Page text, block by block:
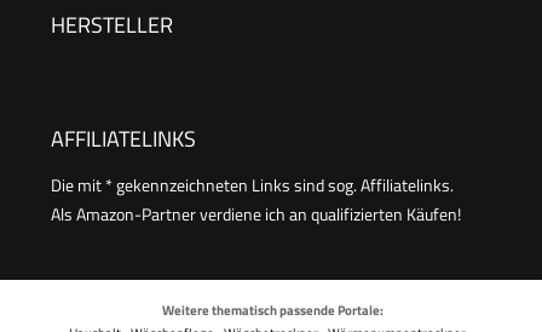
Program/Auto Program/Eco Wash/Steam
HERSTELLER
AFFILIATELINKS
Die mit * gekennzeichneten Links sind sog. Affiliatelinks.
Als Amazon-Partner verdiene ich an qualifizierten Käufen!
Weitere thematisch passende Portale: